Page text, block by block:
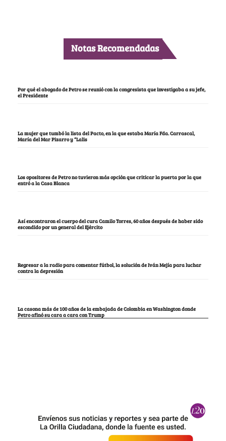
Notas Recomendadas
Por qué el abogado de Petro se reunió con la congresista que investigaba a su jefe,
el Presidente
La mujer que tumbó la lista del Pacto, en la que estaba María Fda. Carrascal,
María del Mar Pizarro y “Lalis
Los opositores de Petro no tuvieron más opción que criticar la puerta por la que
entró a la Casa Blanca
Así encontraron el cuerpo del cura Camilo Torres, 60 años después de haber sido
escondido por un general del Ejército
Regresar a la radio para comentar fútbol, la solución de Iván Mejía para luchar
contra la depresión
La casona más de 100 años de la embajada de Colombia en Washington donde
Petro afinó su cara a cara con Trump